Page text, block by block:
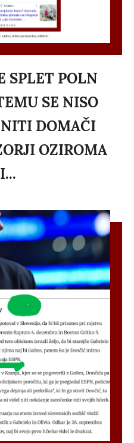
SPLET POLN
SE NISO
DOMAČI
OZIROMA